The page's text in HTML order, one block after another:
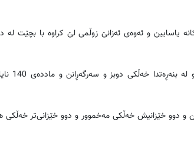
یاسایین و ئه‌وه‌ى ئه‌زانێ زوڵمى لێ کراوه‌ با بچێت له‌
ناوبراو ڕاشی‌گه‌یاند:
کرد: "7 خێزانیان خه‌ڵکى مه‌هابادى ئێرانن و دوو خێزانیش خه‌ڵکى مه‌خموور و دوو